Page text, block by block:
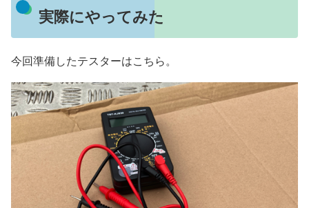
実際にやってみた
今回準備したテスターはこちら。